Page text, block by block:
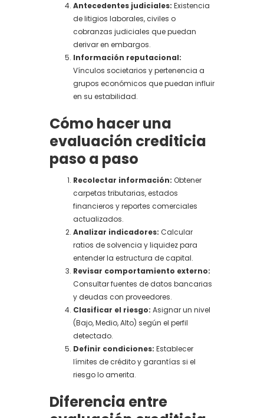
Antecedentes judiciales: Existencia
de litigios laborales, civiles o
cobranzas judiciales que puedan
derivar en embargos.
Información reputacional:
Vínculos societarios y pertenencia a
grupos económicos que puedan influir
en su estabilidad.
Cómo hacer una
evaluación crediticia
paso a paso
Recolectar información: Obtener
carpetas tributarias, estados
financieros y reportes comerciales
actualizados.
Analizar indicadores: Calcular
ratios de solvencia y liquidez para
entender la estructura de capital.
Revisar comportamiento externo:
Consultar fuentes de datos bancarias
y deudas con proveedores.
Clasificar el riesgo: Asignar un nivel
(Bajo, Medio, Alto) según el perfil
detectado.
Definir condiciones: Establecer
límites de crédito y garantías si el
riesgo lo amerita.
Diferencia entre